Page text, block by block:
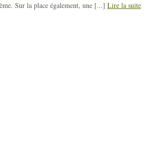
Sur la place également, une [...] Lire la suite